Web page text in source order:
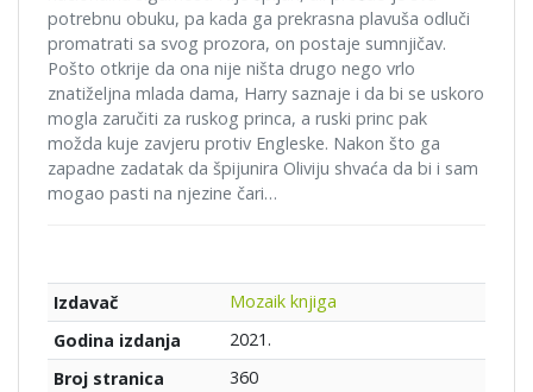
potrebnu obuku, pa kada ga prekrasna plavuša odluči
promatrati sa svog prozora, on postaje sumnjičav.
Pošto otkrije da ona nije ništa drugo nego vrlo
znatiželjna mlada dama, Harry saznaje i da bi se uskoro
mogla zaručiti za ruskog princa, a ruski princ pak
možda kuje zavjeru protiv Engleske. Nakon što ga
zapadne zadatak da špijunira Oliviju shvaća da bi i sam
mogao pasti na njezine čari…
Izdavač
Mozaik knjiga
Godina izdanja
2021.
Broj stranica
360